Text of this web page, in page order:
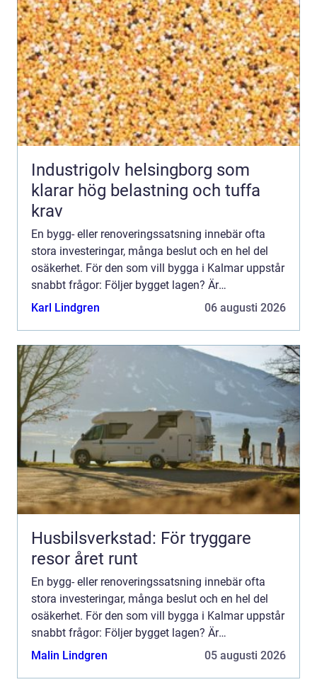
Industrigolv helsingborg som
klarar hög belastning och tuffa
krav
En bygg- eller renoveringssatsning innebär ofta
stora investeringar, många beslut och en hel del
osäkerhet. För den som vill bygga i Kalmar uppstår
snabbt frågor: Följer bygget lagen? Är
handlingarna kompletta? Vem ser till att
Karl Lindgren 06 augusti 2026
Husbilsverkstad: För tryggare
resor året runt
En bygg- eller renoveringssatsning innebär ofta
stora investeringar, många beslut och en hel del
osäkerhet. För den som vill bygga i Kalmar uppstår
snabbt frågor: Följer bygget lagen? Är
handlingarna kompletta? Vem ser till att
Malin Lindgren 05 augusti 2026